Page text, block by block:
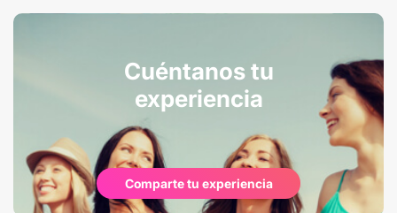
Cuéntanos tu
experiencia
Comparte tu experiencia